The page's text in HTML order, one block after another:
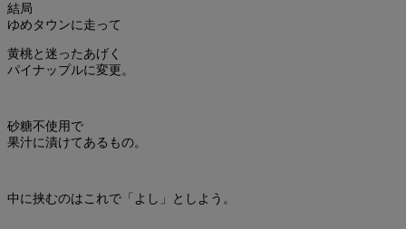
結局
ゆめタウンに走って
黄桃と迷ったあげく
パイナップルに変更。
砂糖不使用で
果汁に漬けてあるもの。
中に挟むのはこれで「よし」としよう。